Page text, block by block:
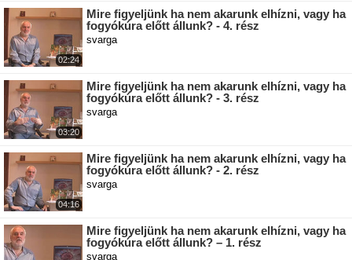
02:24
Mire figyeljünk ha nem akarunk elhízni, vagy ha
fogyókúra előtt állunk? - 4. rész
svarga
03:20
Mire figyeljünk ha nem akarunk elhízni, vagy ha
fogyókúra előtt állunk? - 3. rész
svarga
04:16
Mire figyeljünk ha nem akarunk elhízni, vagy ha
fogyókúra előtt állunk? - 2. rész
svarga
Mire figyeljünk ha nem akarunk elhízni, vagy ha
fogyókúra előtt állunk? – 1. rész
svarga